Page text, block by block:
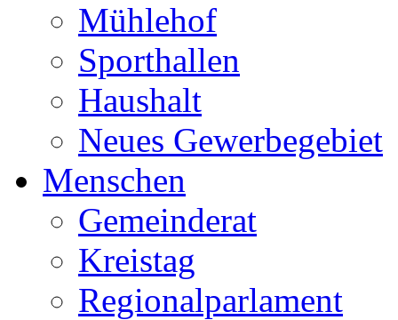
Mühlehof
Sporthallen
Haushalt
Neues Gewerbegebiet
Menschen
Gemeinderat
Kreistag
Regionalparlament